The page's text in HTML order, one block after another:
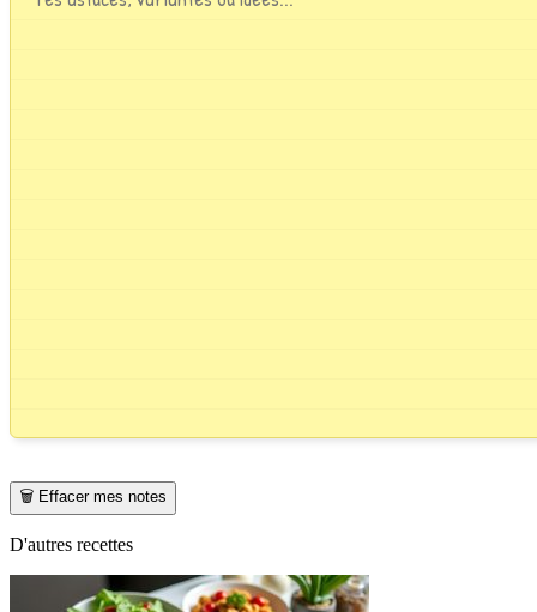
🗑️ Effacer mes notes
D'autres recettes